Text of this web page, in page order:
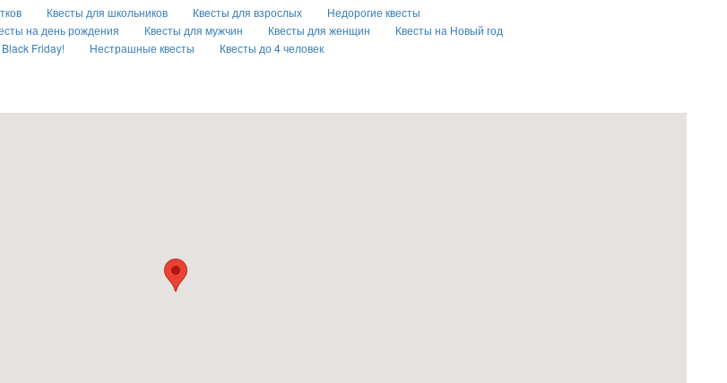
Квесты для школьников Квесты для взрослых
Недорогие квесты
на день рождения Квесты для мужчин Квесты для женщин
Квесты на Новый год
Friday! Нестрашные квесты Квесты до 4 человек